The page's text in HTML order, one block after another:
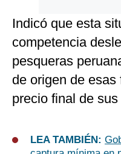
Indicó que esta
competencia
pesqueras
de origen de
precio final de
LEA TAMBIÉN: